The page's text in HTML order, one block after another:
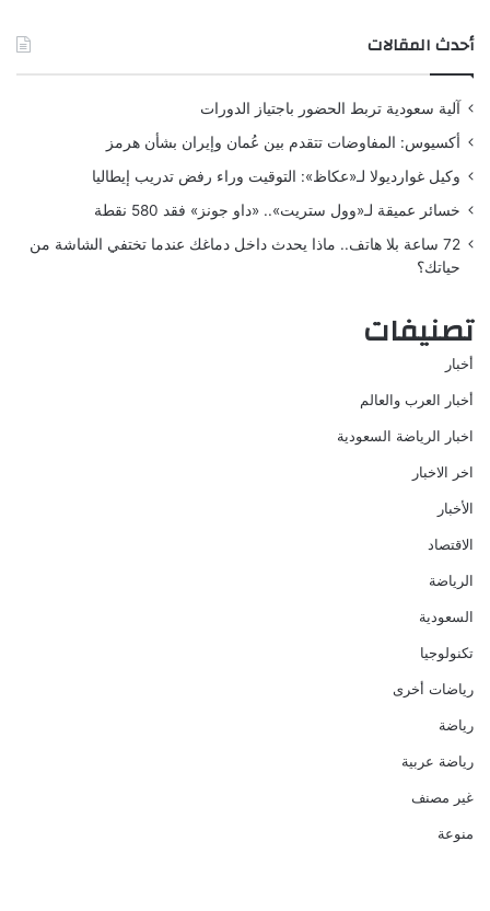
أحدث المقالات
آلية سعودية تربط الحضور باجتياز الدورات
أكسيوس: المفاوضات تتقدم بين عُمان وإيران بشأن هرمز
وكيل غوارديولا لـ«عكاظ»: التوقيت وراء رفض تدريب إيطاليا
خسائر عميقة لـ«وول ستريت».. «داو جونز» فقد 580 نقطة
72 ساعة بلا هاتف.. ماذا يحدث داخل دماغك عندما تختفي الشاشة من
حياتك؟
تصنيفات
أخبار
أخبار العرب والعالم
اخبار الرياضة السعودية
اخر الاخبار
الأخبار
الاقتصاد
الرياضة
السعودية
تكنولوجيا
رياضات أخرى
رياضة
رياضة عربية
غير مصنف
منوعة